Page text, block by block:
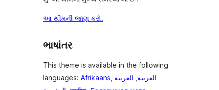
આ થીમની જાણ કરો.
ભાષાંતર
This theme is available in the following
languages: Afrikaans, العربية, العربية